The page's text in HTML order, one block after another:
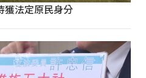
獲法定原民身分